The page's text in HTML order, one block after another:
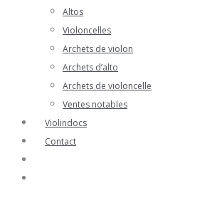
Altos
Violoncelles
Archets de violon
Archets d’alto
Archets de violoncelle
Ventes notables
Violindocs
Contact